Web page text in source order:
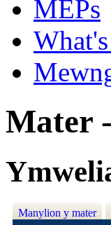
MEPs
Mater
Manylion y mater